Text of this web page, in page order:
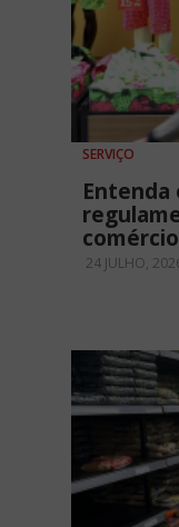
SERVIÇO
Entenda
24 JULHO,